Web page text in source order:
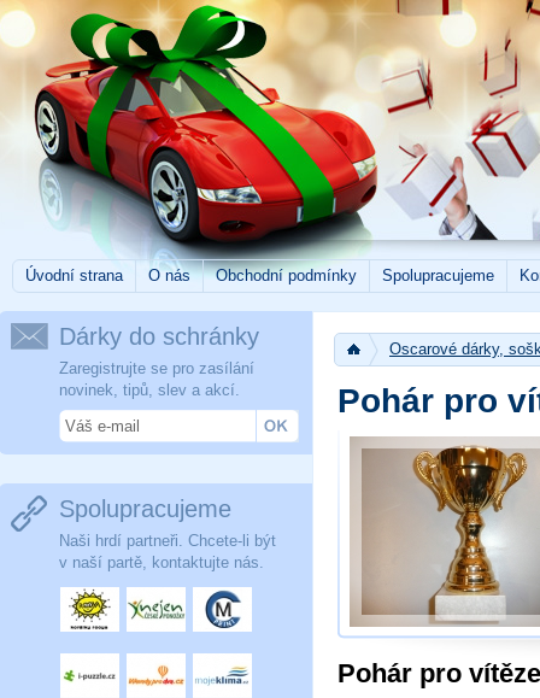
Úvodní strana O nás Obchodní podmínky Spolupracujeme
Oscarové dárky,
Pohár pro
Pohár pro vítěze
Dárky do schránky
Zaregistrujte se pro zasílání
novinek, tipů, slev a akcí.
Spolupracujeme
Naši hrdí partneři. Chcete-li být
v naší partě, kontaktujte nás.